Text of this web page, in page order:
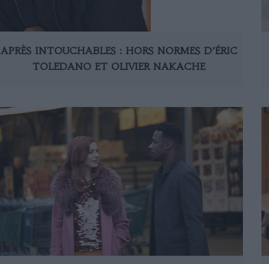
APRÈS INTOUCHABLES : HORS NORMES D’ÉRIC
TOLEDANO ET OLIVIER NAKACHE